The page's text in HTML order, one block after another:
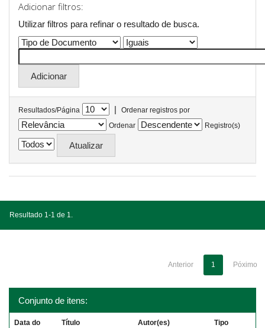
Adicionar filtros:
Utilizar filtros para refinar o resultado de busca.
Resultados/Página |
Ordenar registros por
Ordenar
Registro(s)
Resultado 1-1 de 1.
Anterior 1 Póximo
Conjunto de itens:
Data do
Título Autor(es) Tipo